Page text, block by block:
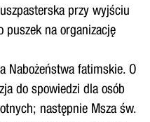
przy wyjściu
puszek na organizację
Nabożeństwa fatimskie. O
do spowiedzi dla osób
następnie Msza św.